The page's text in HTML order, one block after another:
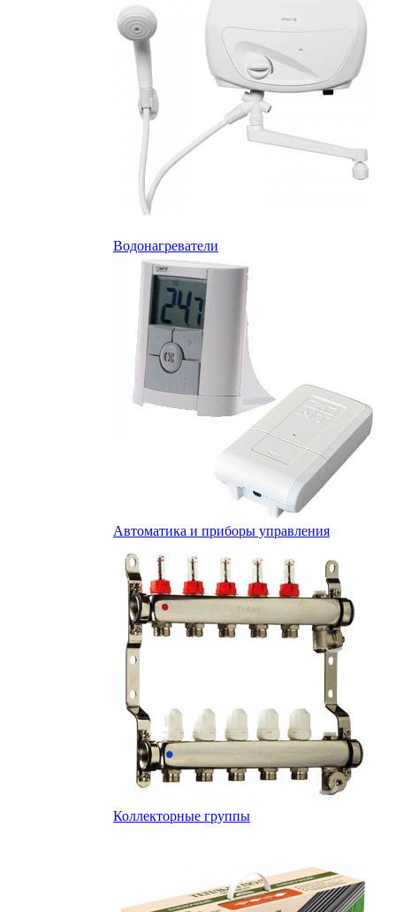
Водонагреватели
Автоматика и приборы управления
Коллекторные группы